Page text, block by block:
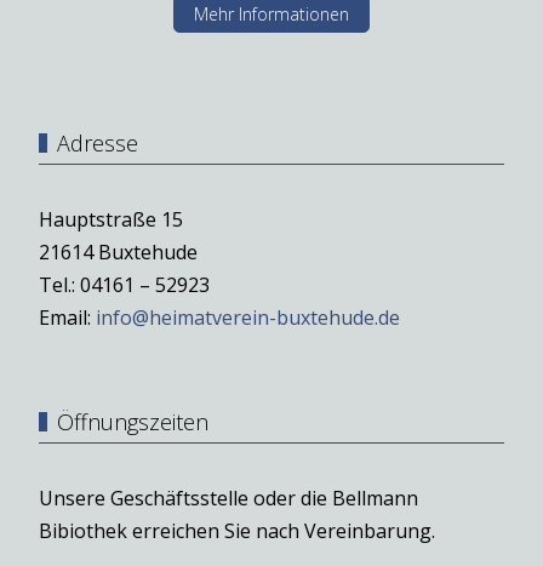
Mehr Informationen
Adresse
Hauptstraße 15
21614 Buxtehude
Tel.: 04161 – 52923
Email: info@heimatverein-buxtehude.de
Öffnungszeiten
Unsere Geschäftsstelle oder die Bellmann
Bibiothek erreichen Sie nach Vereinbarung.